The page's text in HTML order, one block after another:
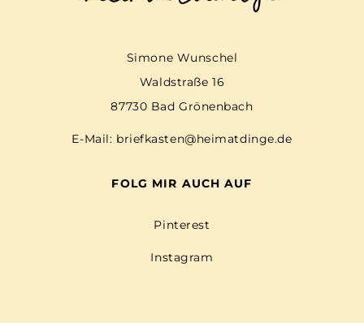
Simone Wunschel
Waldstraße 16
87730 Bad Grönenbach
E-Mail: briefkasten@heimatdinge.de
FOLG MIR AUCH AUF
Pinterest
Instagram